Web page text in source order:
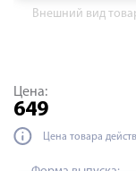
Внешний вид
Цена:
649
Цена товара